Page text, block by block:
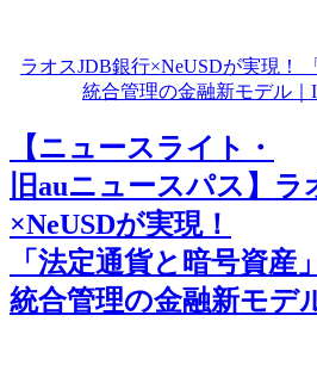
ラオスJDB銀行×NeUSDが実現！
統合管理の金融新モデル｜
【ニュースライト・
旧auニュースパス】
×NeUSDが実現！
「法定通貨と暗号資産」
統合管理の金融新モデ